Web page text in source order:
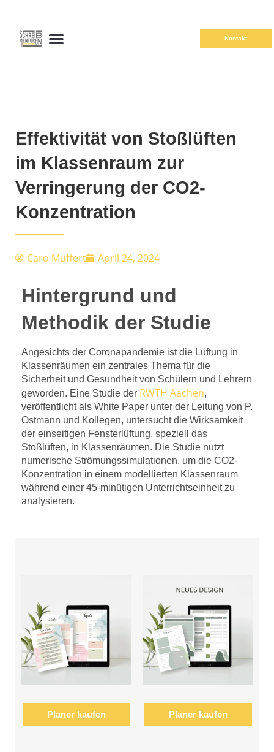
Kontakt
Effektivität von Stoßlüften
im Klassenraum zur
Verringerung der CO2-
Konzentration
Caro Muffert April 24, 2024
Hintergrund und
Methodik der Studie
Angesichts der Coronapandemie ist die Lüftung in
Klassenräumen ein zentrales Thema für die
Sicherheit und Gesundheit von Schülern und Lehrern
geworden. Eine Studie der RWTH Aachen,
veröffentlicht als White Paper unter der Leitung von P.
Ostmann und Kollegen, untersucht die Wirksamkeit
der einseitigen Fensterlüftung, speziell das
Stoßlüften, in Klassenräumen. Die Studie nutzt
numerische Strömungssimulationen, um die CO2-
Konzentration in einem modellierten Klassenraum
während einer 45-minütigen Unterrichtseinheit zu
analysieren.
Planer kaufen Planer kaufen